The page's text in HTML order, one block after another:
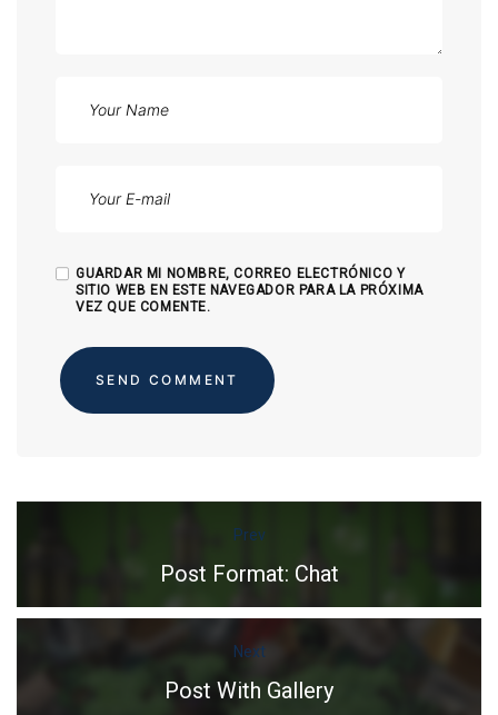
GUARDAR MI NOMBRE, CORREO ELECTRÓNICO Y
SITIO WEB EN ESTE NAVEGADOR PARA LA PRÓXIMA
VEZ QUE COMENTE.
Prev
Post Format: Chat
Next
Post With Gallery